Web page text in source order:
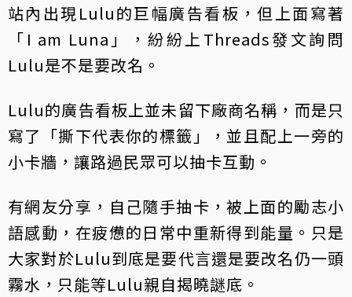
站內出現Lulu的巨幅廣告看板，但上面寫著
「I am Luna」，紛紛上Threads發文詢問
Lulu是不是要改名。
Lulu的廣告看板上並未留下廠商名稱，而是只
寫了「撕下代表你的標籤」，並且配上一旁的
小卡牆，讓路過民眾可以抽卡互動。
有網友分享，自己隨手抽卡，被上面的勵志小
語感動，在疲憊的日常中重新得到能量。只是
大家對於Lulu到底是要代言還是要改名仍一頭
霧水，只能等Lulu親自揭曉謎底。